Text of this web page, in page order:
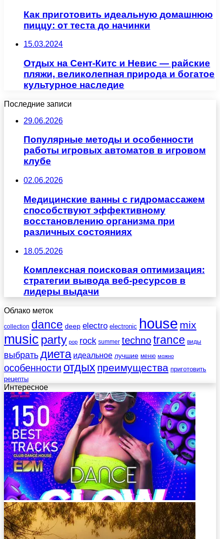
Как приготовить идеальную домашнюю
пиццу: от теста до начинки
15.03.2024
Отдых на Сент-Китс и Невис — райские
пляжи, великолепная природа и богатое
культурное наследие
Последние записи
29.06.2026
Популярные методы и особенности
работы игровых автоматов в игровом
клубе
02.06.2026
Медицинские ванны с гидромассажем
способствуют эффективному
восстановлению организма при
различных состояниях
18.05.2026
Комплексная поисковая оптимизация:
стратегии вывода веб-ресурсов в
лидеры выдачи
Облако меток
collection dance deep electro electronic house mix
music party pop rock summer technotrance виды
выбратьдиета идеальное лучшие меню можно
особенности отдых преимущества приготовить
рецепты
Интересное